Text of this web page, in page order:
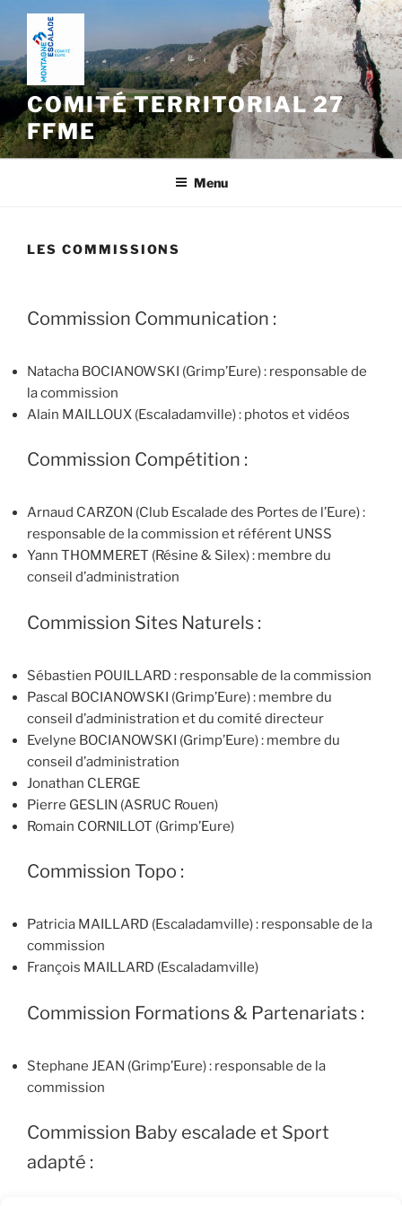
Aller
contenu
principal
COMITÉ TERRITORIAL 27
FFME
Menu
LES COMMISSIONS
Commission Communication :
Natacha BOCIANOWSKI (Grimp’Eure) : responsable de
la commission
Alain MAILLOUX (Escaladamville) : photos et vidéos
Commission Compétition :
Arnaud CARZON (Club Escalade des Portes de l’Eure) :
responsable de la commission et référent UNSS
Yann THOMMERET (Résine & Silex) : membre du
conseil d’administration
Commission Sites Naturels :
Sébastien POUILLARD : responsable de la commission
Pascal BOCIANOWSKI (Grimp’Eure) : membre du
conseil d’administration et du comité directeur
Evelyne BOCIANOWSKI (Grimp’Eure) : membre du
conseil d’administration
Jonathan CLERGE
Pierre GESLIN (ASRUC Rouen)
Romain CORNILLOT (Grimp’Eure)
Commission Topo :
Patricia MAILLARD (Escaladamville) : responsable de la
commission
François MAILLARD (Escaladamville)
Commission Formations & Partenariats :
Stephane JEAN (Grimp’Eure) : responsable de la
commission
Commission Baby escalade et Sport
adapté :